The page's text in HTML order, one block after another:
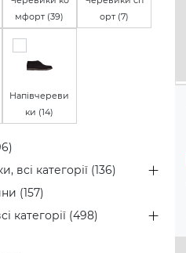
мфорт (39)
орт (7)
Напівчереви
ки (14)
)
всі категорії (136)
(157)
категорії (498)